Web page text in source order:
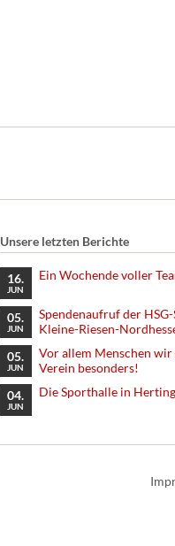
Unsere letzten Berichte
16.
JUN
Ein Wochende voller
05.
JUN
Spendenaufruf der
Kleine-Riesen-
05.
JUN
Vor allem Menschen wir
Verein besonders!
04.
JUN
Die Sporthalle in